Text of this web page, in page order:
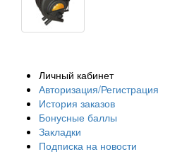
Личный кабинет
Авторизация/Регистрация
История заказов
Бонусные баллы
Закладки
Подписка на новости